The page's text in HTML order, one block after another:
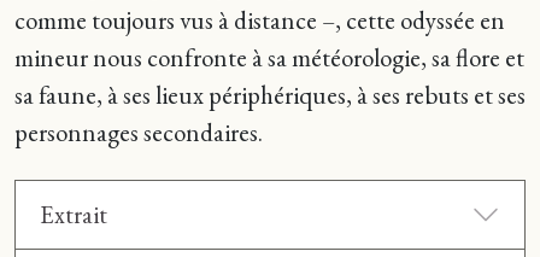
comme toujours vus à distance –, cette odyssée en
mineur nous confronte à sa météorologie, sa flore et
sa faune, à ses lieux périphériques, à ses rebuts et ses
personnages secondaires.
Extrait